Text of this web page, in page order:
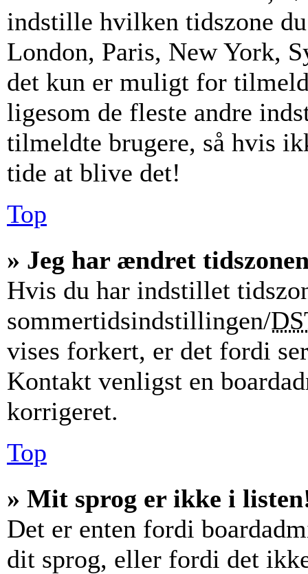
indstille hvilken tidszone
London, Paris, New York,
det kun er muligt for
ligesom de fleste andre
tilmeldte brugere, så hvis
tide at blive det!
Top
» Jeg har ændret
Hvis du har indstillet
sommertidsindstillingen/
vises forkert, er det fordi
Kontakt venligst en
korrigeret.
Top
» Mit sprog er ikke i
Det er enten fordi
dit sprog, eller fordi det